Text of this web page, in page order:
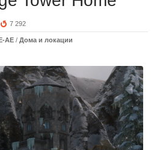
7 292
AE / Дома и локации